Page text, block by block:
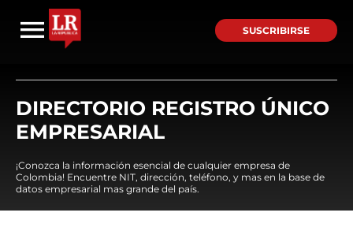
SUSCRIBIRSE
DIRECTORIO REGISTRO ÚNICO
EMPRESARIAL
¡Conozca la información esencial de cualquier empresa de
Colombia! Encuentre NIT, dirección, teléfono, y mas en la base de
datos empresarial mas grande del país.